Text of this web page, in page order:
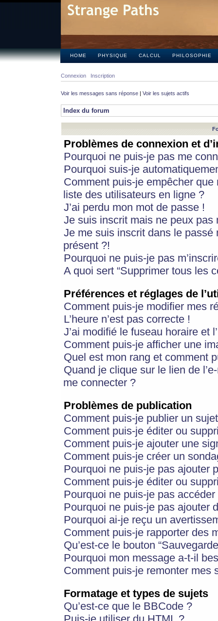
HOME PHYSIQUE CALCUL PHILOSOPHIE
Connexion Inscription
Voir les messages sans réponse | Voir les sujets actifs
Index du forum
Problèmes de connexion et
Pourquoi ne puis-je pas me
Pourquoi suis-je
Comment puis-je empêcher
liste des utilisateurs en ligne ?
J’ai perdu mon mot de passe !
Je suis inscrit mais ne peux pas
Je me suis inscrit dans le
présent ?!
Pourquoi ne puis-je pas
A quoi sert “Supprimer tous les
Préférences et réglages de
Comment puis-je modifier mes
L’heure n’est pas correcte !
J’ai modifié le fuseau horaire et
Comment puis-je afficher une
Quel est mon rang et comment
Quand je clique sur le lien de
me connecter ?
Problèmes de publication
Comment puis-je publier un
Comment puis-je éditer ou
Comment puis-je ajouter une
Comment puis-je créer un
Pourquoi ne puis-je pas ajouter
Comment puis-je éditer ou
Pourquoi ne puis-je pas
Pourquoi ne puis-je pas ajouter
Pourquoi ai-je reçu un
Comment puis-je rapporter des
Qu’est-ce le bouton
Pourquoi mon message a-t-il
Comment puis-je remonter mes
Formatage et types de sujets
Qu’est-ce que le BBCode ?